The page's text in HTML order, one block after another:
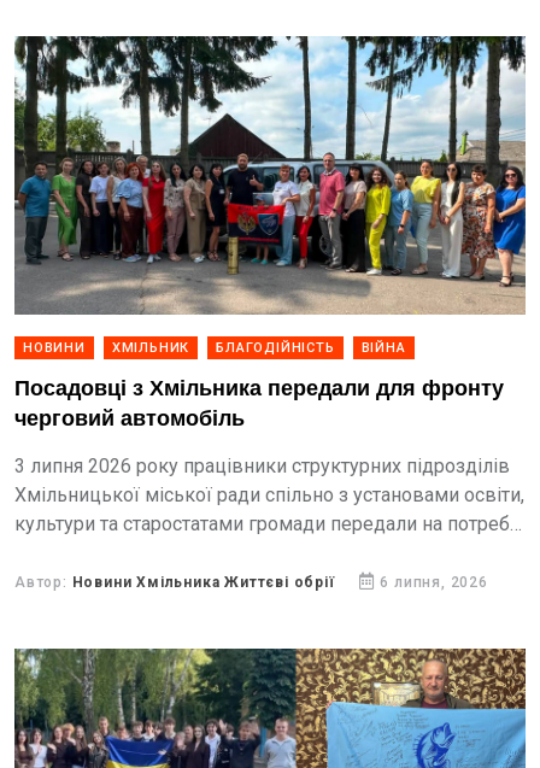
НОВИНИ ХМІЛЬНИК БЛАГОДІЙНІСТЬ ВІЙНА
Посадовці з Хмільника передали для фронту
черговий автомобіль
3 липня 2026 року працівники структурних підрозділів
Хмільницької міської ради спільно з установами освіти,
культури та старостатами громади передали на потреби
Автор: Новини Хмільника Життєві обрії 6 липня, 2026